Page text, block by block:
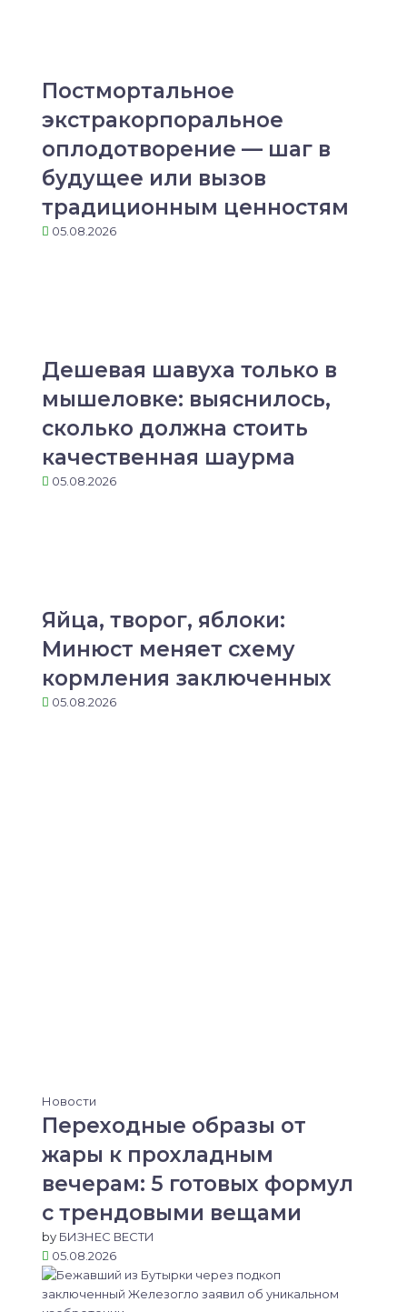
Постмортальное
экстракорпоральное
оплодотворение — шаг в
будущее или вызов
традиционным ценностям
05.08.2026
Дешевая шавуха только в
мышеловке: выяснилось,
сколько должна стоить
качественная шаурма
05.08.2026
Яйца, творог, яблоки:
Минюст меняет схему
кормления заключенных
05.08.2026
Новости
Переходные образы от
жары к прохладным
вечерам: 5 готовых формул
с трендовыми вещами
by БИЗНЕС ВЕСТИ
05.08.2026